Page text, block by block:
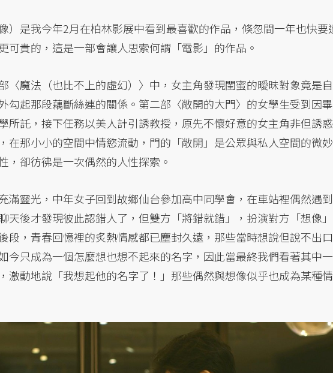
）是我今年2月在柏林影展中看到最喜歡的作品，倏忽間一年也快要
可貴的，這是一部會讓人思索何謂「電影」的作品。
〈魔法（也比不上的虛幻）〉中，女主角發現閨蜜的曖昧對象竟是自
勾起那段藕斷絲連的關係。第二部〈敞開的大門〉的女學生受到因畢
所託，接下任務以美人計引誘教授，原先不懷好意的女主角非但誘惑
在那小小的空間中情慾流動，門的「敞開」是公眾與私人空間的微妙
，卻彷彿是一次偶然的人性探索。
滿靈光，中年女子回到故鄉仙台參加高中同學會，在車站裡偶然遇到
天後才發現彼此認錯人了，但雙方「將錯就錯」，扮演對方「想像」
段，青春回憶裡的炙熱情感都已塵封久遠，那些當時想說但說不出口
今只成為一個怎麼想也想不起來的名字，因此當最終我們看著其中一
激動地說「我想起他的名字了！」那些偶然與想像似乎也成為某種情